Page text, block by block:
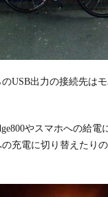
USB出力の接続先は
やスマホへの給電
充電に切り替えたり